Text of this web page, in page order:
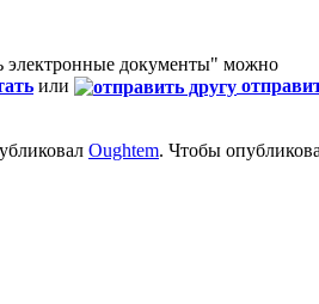
электронные документы" можно
или
Oughtem. Чтобы